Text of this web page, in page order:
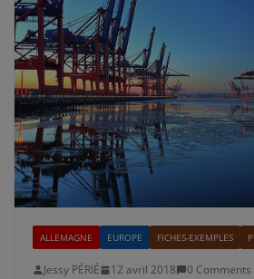
ALLEMAGNE EUROPE FICHES-EXEMPLES
Jessy PÉRIÉ 12 avril 2018 0 Comments